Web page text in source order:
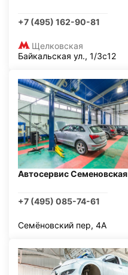
+7 (495) 162-90-81
Щелковская
Байкальская ул., 1/3с12
Автосервис Семеновская
+7 (495) 085-74-61
Семёновский пер, 4А